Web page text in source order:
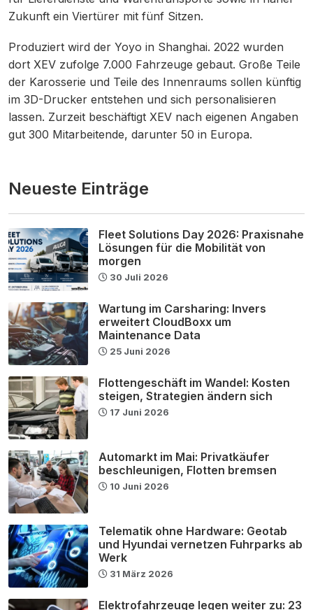
Zukunft ein Viertürer mit fünf Sitzen.
Produziert wird der Yoyo in Shanghai. 2022 wurden
dort XEV zufolge 7.000 Fahrzeuge gebaut. Große Teile
der Karosserie und Teile des Innenraums sollen künftig
im 3D-Drucker entstehen und sich personalisieren
lassen. Zurzeit beschäftigt XEV nach eigenen Angaben
gut 300 Mitarbeitende, darunter 50 in Europa.
Neueste Einträge
Fleet Solutions Day 2026: Praxisnahe
Lösungen für die Mobilität von
morgen
30 Juli 2026
Wartung im Carsharing: Invers
erweitert CloudBoxx um
Maintenance Data
25 Juni 2026
Flottengeschäft im Wandel: Kosten
steigen, Strategien ändern sich
17 Juni 2026
Automarkt im Mai: Privatkäufer
beschleunigen, Flotten bremsen
10 Juni 2026
Telematik ohne Hardware: Geotab
und Hyundai vernetzen Fuhrparks ab
Werk
31 März 2026
Elektrofahrzeuge legen weiter zu: 23